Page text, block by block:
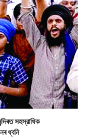
সহস্রাধিক
ধ্বনি